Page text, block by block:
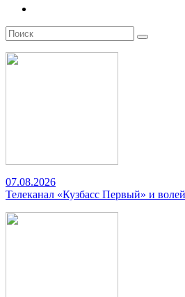
07.08.2026
Телеканал «Кузбасс Первый» и